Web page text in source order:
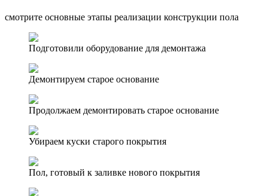
смотрите основные этапы реализации конструкции пола
Подготовили оборудование для демонтажа
Демонтируем старое основание
Продолжаем демонтировать старое основание
Убираем куски старого покрытия
Пол, готовый к заливке нового покрытия